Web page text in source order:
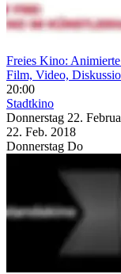
Freies Kino:
Film, Video,
20:00
Stadtkino
Donnerstag 22.
22. Feb. 2018
Donnerstag Do